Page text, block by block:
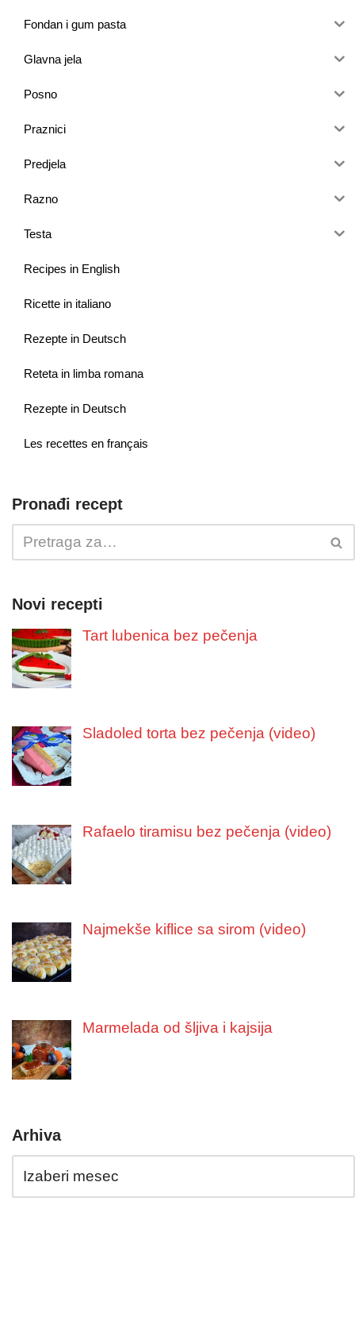
Fondan i gum pasta
Glavna jela
Posno
Praznici
Predjela
Razno
Testa
Recipes in English
Ricette in italiano
Rezepte in Deutsch
Reteta in limba romana
Rezepte in Deutsch
Les recettes en français
Pronađi recept
Novi recepti
Tart lubenica bez pečenja
Sladoled torta bez pečenja (video)
Rafaelo tiramisu bez pečenja (video)
Najmekše kiflice sa sirom (video)
Marmelada od šljiva i kajsija
Arhiva